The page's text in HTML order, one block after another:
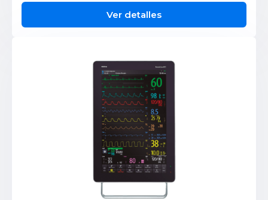
Ver detalles